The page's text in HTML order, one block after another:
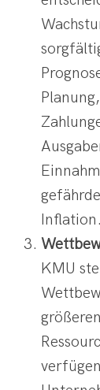
Inflation.
KMU